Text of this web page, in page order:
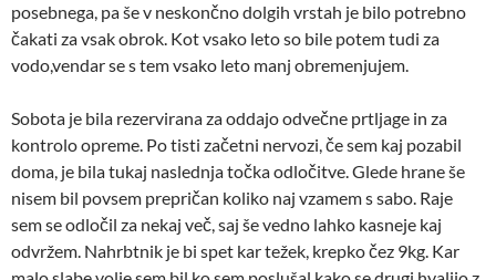
posebnega, pa še v neskončno dolgih vrstah je bilo potrebno
čakati za vsak obrok. Kot vsako leto so bile potem tudi za
vodo,vendar se s tem vsako leto manj obremenjujem.
Sobota je bila rezervirana za oddajo odvečne prtljage in za
kontrolo opreme. Po tisti začetni nervozi, če sem kaj pozabil
doma, je bila tukaj naslednja točka odločitve. Glede hrane še
nisem bil povsem prepričan koliko naj vzamem s sabo. Raje
sem se odločil za nekaj več, saj še vedno lahko kasneje kaj
odvržem. Nahrbtnik je bi spet kar težek, krepko čez 9kg. Kar